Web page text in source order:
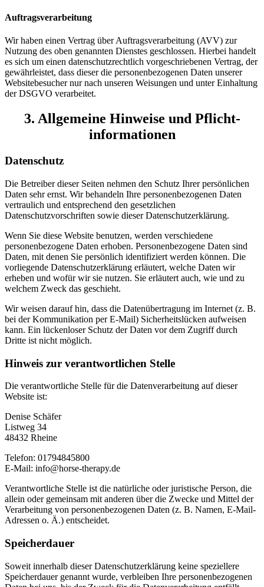
Auftragsverarbeitung
Wir haben einen Vertrag über Auftragsverarbeitung (AVV) zur
Nutzung des oben genannten Dienstes geschlossen. Hierbei handelt
es sich um einen datenschutzrechtlich vorgeschriebenen Vertrag, der
gewährleistet, dass dieser die personenbezogenen Daten unserer
Websitebesucher nur nach unseren Weisungen und unter Einhaltung
der DSGVO verarbeitet.
3. Allgemeine Hinweise und Pflicht­
informationen
Datenschutz
Die Betreiber dieser Seiten nehmen den Schutz Ihrer persönlichen
Daten sehr ernst. Wir behandeln Ihre personenbezogenen Daten
vertraulich und entsprechend den gesetzlichen
Datenschutzvorschriften sowie dieser Datenschutzerklärung.
Wenn Sie diese Website benutzen, werden verschiedene
personenbezogene Daten erhoben. Personenbezogene Daten sind
Daten, mit denen Sie persönlich identifiziert werden können. Die
vorliegende Datenschutzerklärung erläutert, welche Daten wir
erheben und wofür wir sie nutzen. Sie erläutert auch, wie und zu
welchem Zweck das geschieht.
Wir weisen darauf hin, dass die Datenübertragung im Internet (z. B.
bei der Kommunikation per E-Mail) Sicherheitslücken aufweisen
kann. Ein lückenloser Schutz der Daten vor dem Zugriff durch
Dritte ist nicht möglich.
Hinweis zur verantwortlichen Stelle
Die verantwortliche Stelle für die Datenverarbeitung auf dieser
Website ist:
Denise Schäfer
Listweg 34
48432 Rheine
Telefon: 01794845800
E-Mail: info@horse-therapy.de
Verantwortliche Stelle ist die natürliche oder juristische Person, die
allein oder gemeinsam mit anderen über die Zwecke und Mittel der
Verarbeitung von personenbezogenen Daten (z. B. Namen, E-Mail-
Adressen o. Ä.) entscheidet.
Speicherdauer
Soweit innerhalb dieser Datenschutzerklärung keine speziellere
Speicherdauer genannt wurde, verbleiben Ihre personenbezogenen